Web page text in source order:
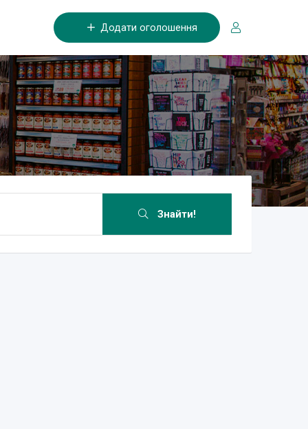
Додати оголошення
Знайти!